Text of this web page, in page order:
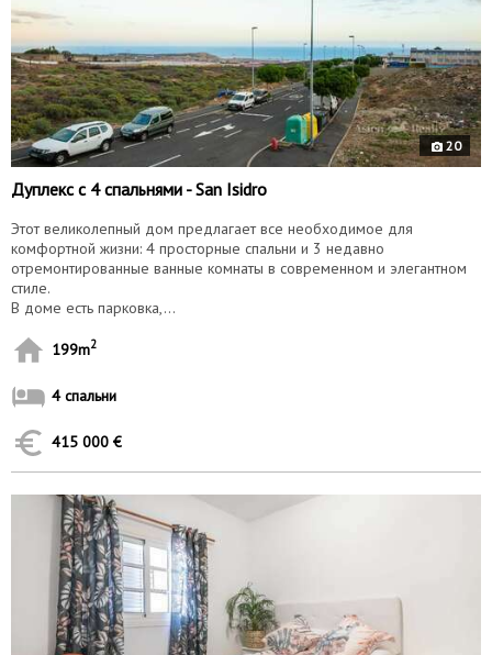
20
Дуплекс с 4 спальнями - San Isidro
Этот великолепный дом предлагает все необходимое для
комфортной жизни: 4 просторные спальни и 3 недавно
отремонтированные ванные комнаты в современном и элегантном
стиле.
В доме есть парковка,...
199m2
4 спальни
415 000 €